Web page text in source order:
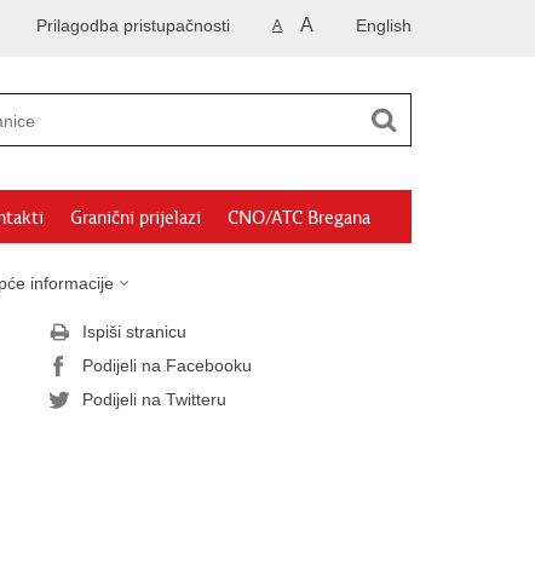
English
A A
Prilagodba pristupačnosti
Granični prijelazi CNO/ATC Bregana
informacije
Ispiši stranicu
Podijeli na Facebooku
Podijeli na Twitteru